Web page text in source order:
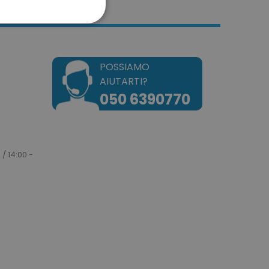
14:00 -
POSSIAMO
AIUTARTI?
050 6390770
gestione dell'account. Il